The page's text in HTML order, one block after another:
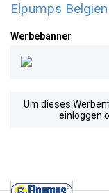
Elpumps
Werbebanner
Um dieses
einloggen